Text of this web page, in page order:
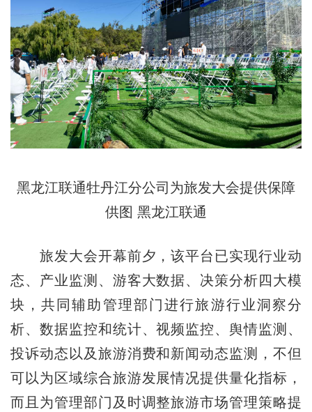
黑龙江联通牡丹江分公司为旅发大会提供保障
供图 黑龙江联通
旅发大会开幕前夕，该平台已实现行业动
态、产业监测、游客大数据、决策分析四大模
块，共同辅助管理部门进行旅游行业洞察分
析、数据监控和统计、视频监控、舆情监测、
投诉动态以及旅游消费和新闻动态监测，不但
可以为区域综合旅游发展情况提供量化指标，
而且为管理部门及时调整旅游市场管理策略提